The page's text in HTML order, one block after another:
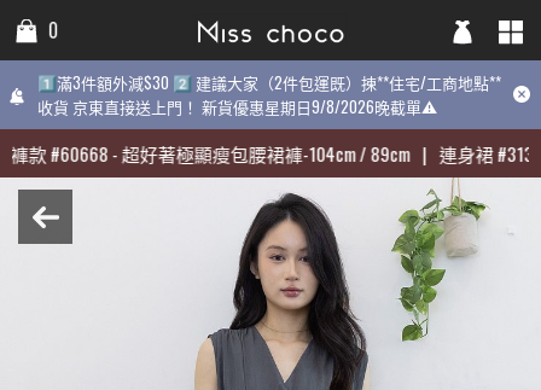
0
1️⃣滿3件額外減$30 2️⃣ 建議大家（2件包運既）揀**住宅/工商地點**
收貨 京東直接送上門！ 新貨優惠星期日9/8/2026晚截單⚠️
款#60668-超好著極顯瘦包腰裙褲-104cm / 89cm | 連身裙#31398
0
1️⃣滿3件額外減$30 2️⃣ 建議大家（2件包運既）揀**住宅/工商地點**
收貨 京東直接送上門！ 新貨優惠星期日9/8/2026晚截單⚠️
款#60668-超好著極顯瘦包腰裙褲-104cm / 89cm | 連身裙#31398
1️⃣滿3件額外減$30 2️⃣ 建議大家（2件包運既）揀**住宅/工商地點**
9/8/2026晚截單⚠️
熱賣: 褲款#60668-超好著極顯瘦包腰裙褲-104cm / 89cm | 連身裙